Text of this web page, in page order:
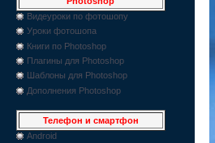
Видеуроки по фотошопу
Уроки фотошопа
Книги по Photoshop
Плагины для Photoshop
Шаблоны для Photoshop
Дополнения Photoshop
Телефон и смартфон
Android